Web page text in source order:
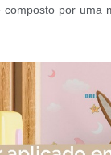
por uma